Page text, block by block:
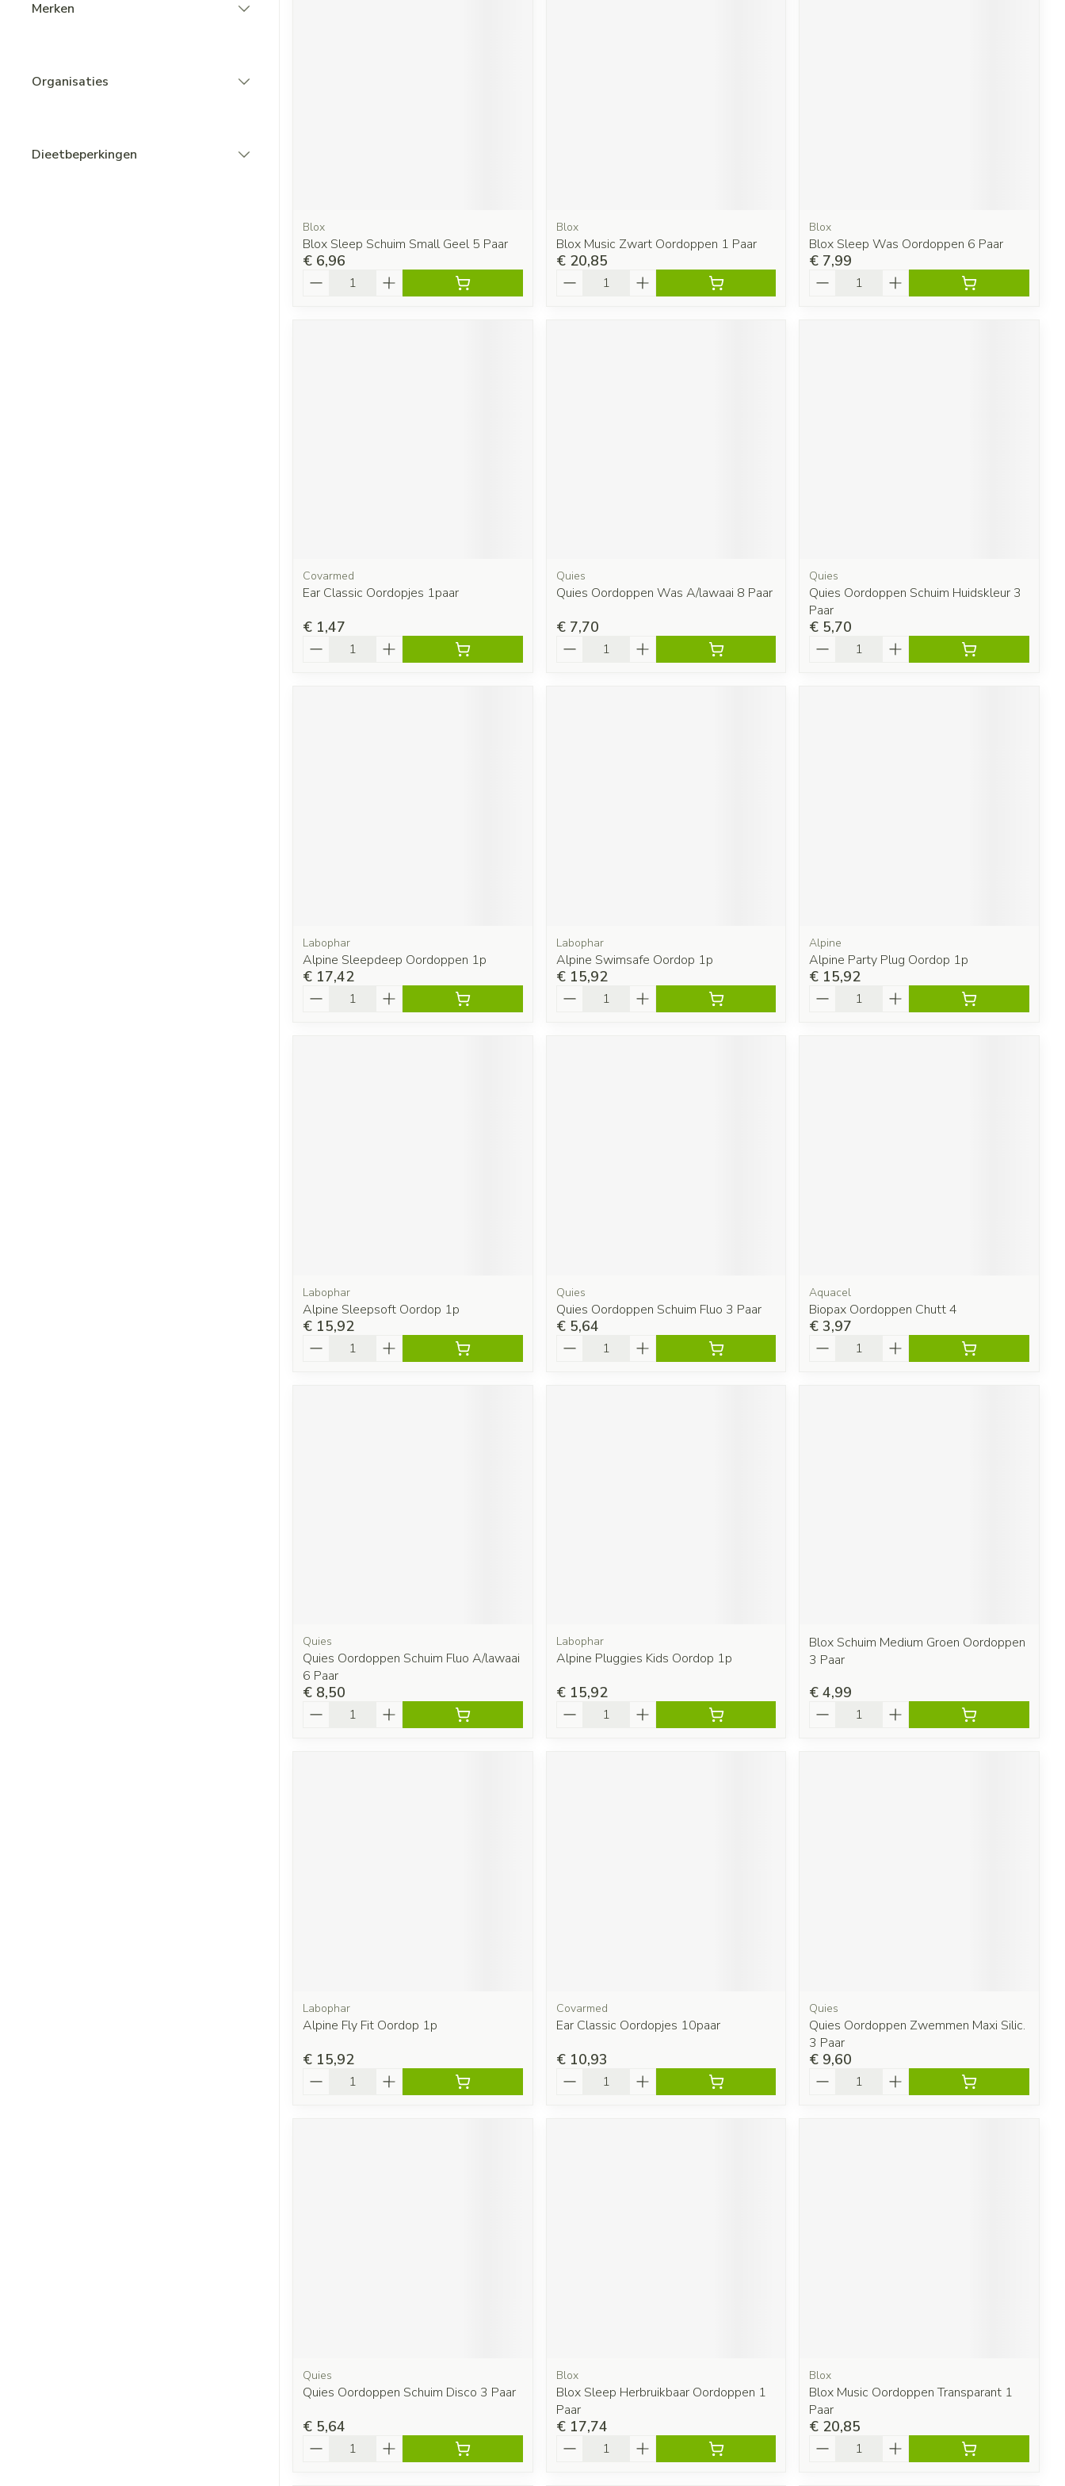
Merken
Organisaties
Dieetbeperkingen
Blox
Blox Sleep Schuim Small Geel 5 Paar
€ 6,96
Blox
Blox Music Zwart Oordoppen 1 Paar
€ 20,85
Blox
Blox Sleep Was Oordoppen 6 Paar
€ 7,99
Covarmed
Ear Classic Oordopjes 1paar
€ 1,47
Quies
Quies Oordoppen Was A/lawaai 8 Paar
€ 7,70
Quies
Quies Oordoppen Schuim Huidskleur 3
Paar
€ 5,70
Labophar
Alpine Sleepdeep Oordoppen 1p
€ 17,42
Labophar
Alpine Swimsafe Oordop 1p
€ 15,92
Alpine
Alpine Party Plug Oordop 1p
€ 15,92
Labophar
Alpine Sleepsoft Oordop 1p
€ 15,92
Quies
Quies Oordoppen Schuim Fluo 3 Paar
€ 5,64
Aquacel
Biopax Oordoppen Chutt 4
€ 3,97
Quies
Quies Oordoppen Schuim Fluo A/lawaai
6 Paar
€ 8,50
Labophar
Alpine Pluggies Kids Oordop 1p
€ 15,92
Blox Schuim Medium Groen Oordoppen
3 Paar
€ 4,99
Labophar
Alpine Fly Fit Oordop 1p
€ 15,92
Covarmed
Ear Classic Oordopjes 10paar
€ 10,93
Quies
Quies Oordoppen Zwemmen Maxi Silic.
3 Paar
€ 9,60
Quies
Quies Oordoppen Schuim Disco 3 Paar
€ 5,64
Blox
Blox Sleep Herbruikbaar Oordoppen 1
Paar
€ 17,74
Blox
Blox Music Oordoppen Transparant 1
Paar
€ 20,85